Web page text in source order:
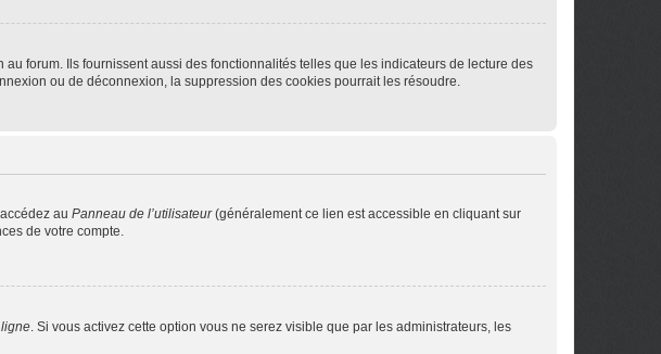
forum. Ils fournissent aussi des fonctionnalités telles que les indicateurs de lecture des
ou de déconnexion, la suppression des cookies pourrait les résoudre.
au Panneau de l’utilisateur(généralement ce lien est accessible en cliquant sur
de votre compte.
. Si vous activez cette option vous ne serez visible que par les administrateurs, les